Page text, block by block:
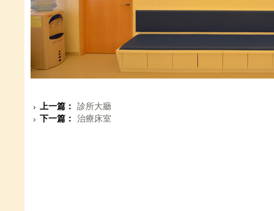
上一篇：
診所大廳
下一篇：
治療床室